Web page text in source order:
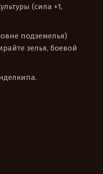
(сила +1,
подземелья)
зелья, боевой